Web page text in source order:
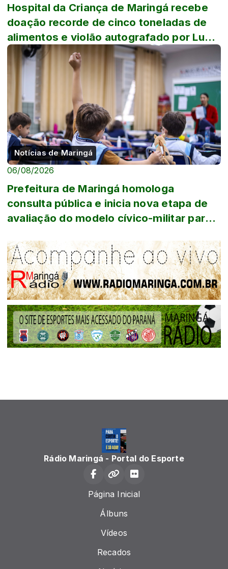
Hospital da Criança de Maringá recebe
doação recorde de cinco toneladas de
alimentos e violão autografado por Luan
Sa...
Notícias de Maringá
06/08/2026
Prefeitura de Maringá homologa
consulta pública e inicia nova etapa de
avaliação do modelo cívico-militar para
Rádio Maringá - Portal do Esporte
Página Inicial
Álbuns
Vídeos
Recados